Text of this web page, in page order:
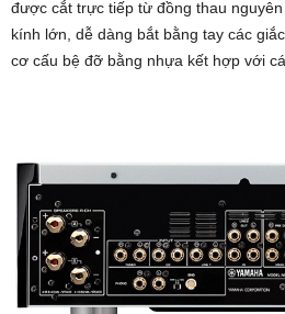
được cắt trực tiếp từ đồng thau
kính lớn, dễ dàng bắt bằng tay các
cơ cấu bệ đỡ bằng nhựa kết hợp với